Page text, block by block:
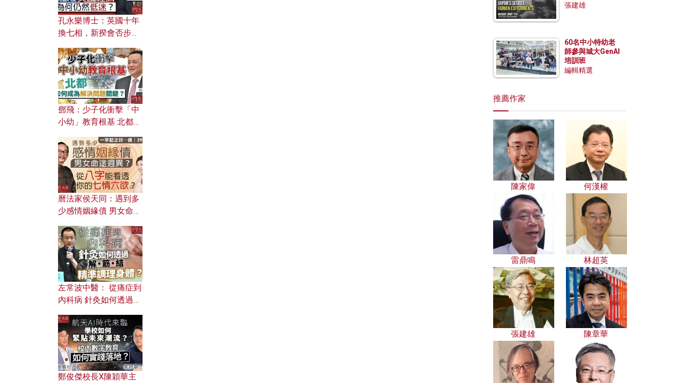
孔永樂博士：英國十年
換七相，新揆會否步前
濟為何仍然低迷？
鄧飛：少子化衝擊「中
小幼」教育根基 北都如
曆法家侯天同：遇到多
少感情姻緣債 男女命途
的七情六欲？
左常波中醫： 從痛症到
內科病 針灸如何透過解
鄭俊傑校長X陳穎華主
張建雄
60名中小特幼老
師參與城大GenAI
培訓班
編輯精選
推薦作家
陳家偉 何漢權
雷鼎鳴 林超英
張建雄 陳章華